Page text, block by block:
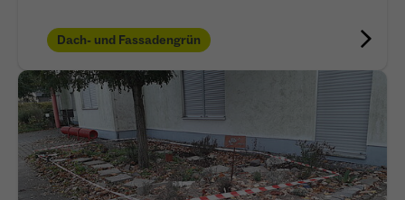
Dach- und Fassadengrün